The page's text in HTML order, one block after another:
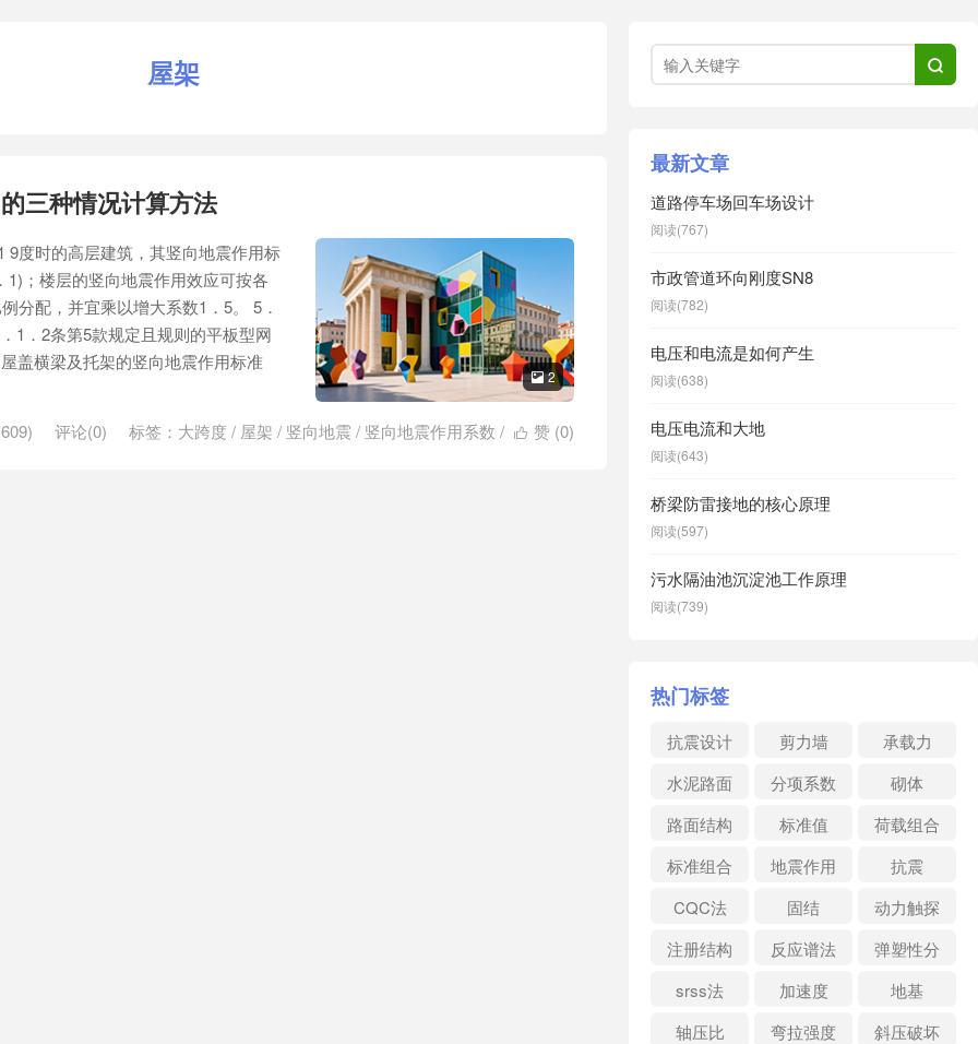
屋架
三种情况计算方法
 2
9度时的高层建筑，其竖向地震作用标
；楼层的竖向地震作用效应可按各
分配，并宜乘以增大系数1．5。 5．
1．2条第5款规定且规则的平板型网
盖横梁及托架的竖向地震作用标准
 赞 (0)
评论(0) 标签： 大跨度 / 屋架 / 竖向地震 / 竖向地震作用系数 /

最新文章
道路停车场回车场设计
阅读(767)
市政管道环向刚度SN8
阅读(782)
电压和电流是如何产生
阅读(638)
电压电流和大地
阅读(643)
桥梁防雷接地的核心原理
阅读(597)
污水隔油池沉淀池工作原理
阅读(739)
热门标签
抗震设计 剪力墙
承载力
水泥路面
分项系数
砌体
路面结构
标准值
荷载组合
标准组合
地震作用
抗震
CQC法
固结
动力触探
注册结构
反应谱法
弹塑性分
srss法 加速度
地基
轴压比
弯拉强度 斜压破坏